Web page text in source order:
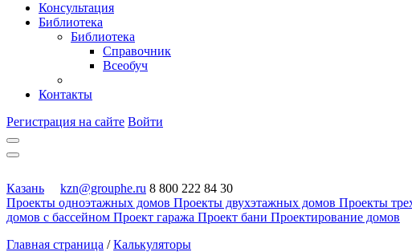
Консультация
Библиотека
Библиотека
Справочник
Всеобуч
Контакты
Регистрация на сайте Войти
Казань kzn@grouphe.ru 8 800 222 84 30
Проекты одноэтажных домов Проекты двухэтажных домов Проекты
домов с бассейном Проект гаража Проект бани Проектирование домов
Главная страница / Калькуляторы